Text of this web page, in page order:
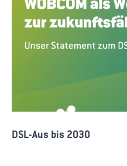
DSL-Aus bis 2030